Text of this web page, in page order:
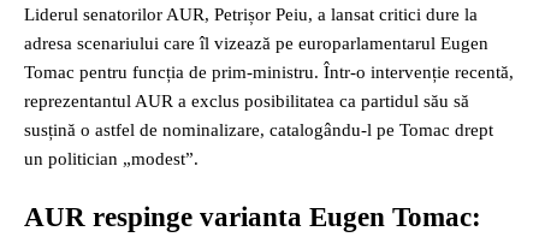
Liderul senatorilor AUR, Petrișor Peiu, a lansat critici dure la
adresa scenariului care îl vizează pe europarlamentarul Eugen
Tomac pentru funcția de prim-ministru. Într-o intervenție recentă,
reprezentantul AUR a exclus posibilitatea ca partidul său să
susțină o astfel de nominalizare, catalogându-l pe Tomac drept
un politician „modest”.
AUR respinge varianta Eugen Tomac: